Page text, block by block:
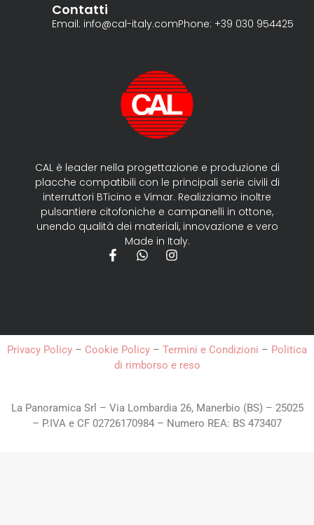
CAL è leader nella progettazione e produzione di
placche compatibili con le principali serie civili di
interruttori BTicino e Vimar. Realizziamo inoltre
pulsantiere citofoniche e campanelli in ottone,
unendo qualità dei materiali, innovazione e vero
Made in Italy.
Contatti
Email: info@cal-italy.comPhone: +39 030 954425
Privacy Policy – Cookie Policy – Termini e Condizioni – Politica
di rimborso e reso
La Panoramica Srl – Via Lombardia 26, Manerbio (BS) – 25025
– P.IVA e CF 02726170984 – Numero REA: BS 473407